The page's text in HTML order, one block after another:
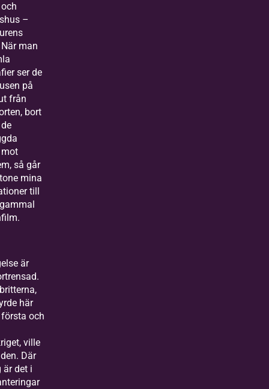
–
man
ser de
på
från
bort
mot
så går
mina
till
är
här
och
ville
Där
är det i